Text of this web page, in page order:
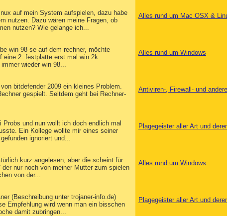
auf mein System aufspielen, dazu habe
nutzen. Dazu wären meine Fragen, ob
nutzen? Wie gelange ich...
Alles rund um Mac OSX &
win 98 se auf dem rechner, möchte
eine 2. festplatte erst mal win 2k
wieder win 98...
Alles rund um Windows
bitdefender 2009 ein kleines Problem.
gespielt. Seitdem geht bei Rechner-
Antiviren-, Firewall- und
und nun wollt ich doch endlich mal
Ein Kollege wollte mir eines seiner
ignoriert und...
Plagegeister aller Art und
kurz angelesen, aber die scheint für
nur noch von meiner Mutter zum spielen
von der...
Alles rund um Windows
(Beschreibung unter trojaner-info.de)
Empfehlung wird wenn man ein bisschen
damit zubringen...
Plagegeister aller Art und